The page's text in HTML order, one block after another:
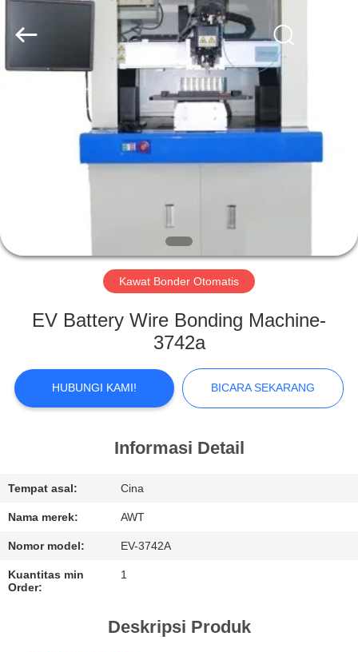
PRODUK
TENTANG
TUR
KUALITAS
HUBUNGI
BERITA
BICARA
SEKARANG
Equipment
Co.,Ltd.
Reserved.
Kawat Bonder Otomatis
EV Battery Wire Bonding Machine-
3742a
HUBUNGI KAMI! BICARA SEKARANG
Informasi Detail
Tempat asal: Cina
Nama merek: AWT
Nomor model: EV-3742A
Kuantitas min
Order:
1
Deskripsi Produk